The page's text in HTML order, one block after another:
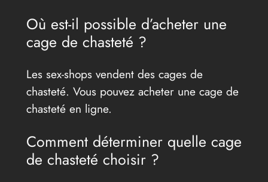
Où est-il possible d’acheter une
cage de chasteté ?
Les sex-shops vendent des cages de
chasteté. Vous pouvez acheter une cage de
chasteté en ligne.
Comment déterminer quelle cage
de chasteté choisir ?